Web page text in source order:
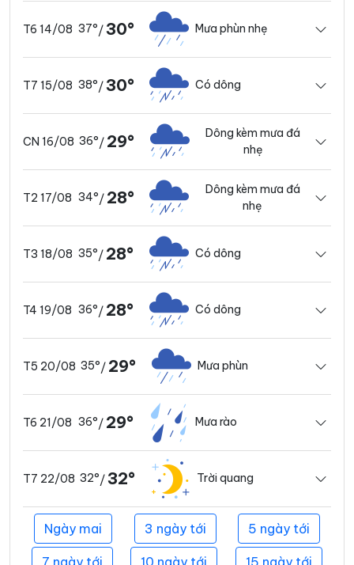
T6 14/08 37°/30° Mưa phùn nhẹ
T7 15/08 38°/30° Có dông
CN 16/08 36°/ 29°
Dông kèm mưa đá
nhẹ
T2 17/08 34°/ 28°
Dông kèm mưa đá
nhẹ
T3 18/08 35°/ 28° Có dông
T4 19/08 36°/ 28° Có dông
T5 20/08 35°/ 29° Mưa phùn
T6 21/08 36°/ 29° Mưa rào
T7 22/08 32°/32° Trời quang
Ngày mai 3 ngày tới 5 ngày tới
7 ngày tới 10 ngày tới 15 ngày tới